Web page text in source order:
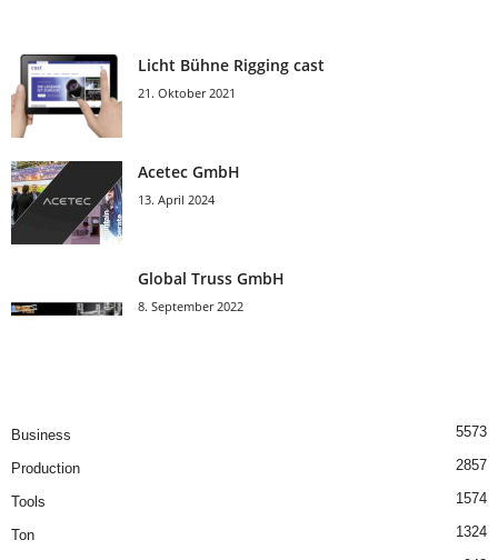
Licht Bühne Rigging cast
21. Oktober 2021
Acetec GmbH
13. April 2024
Global Truss GmbH
8. September 2022
Business 5573
Production 2857
Tools 1574
Ton 1324